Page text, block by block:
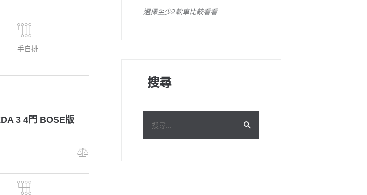
手自排
3 4門 BOSE版
選擇至少2款車比較看看
搜尋
關